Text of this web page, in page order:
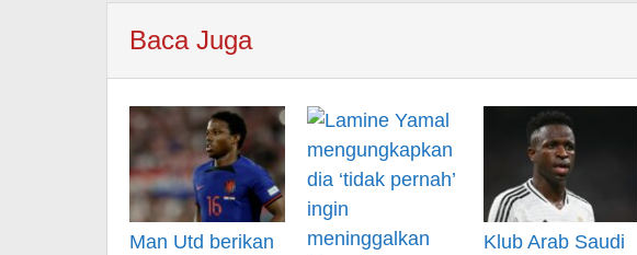
Baca Juga
Man Utd berikan
Klub Arab Saudi